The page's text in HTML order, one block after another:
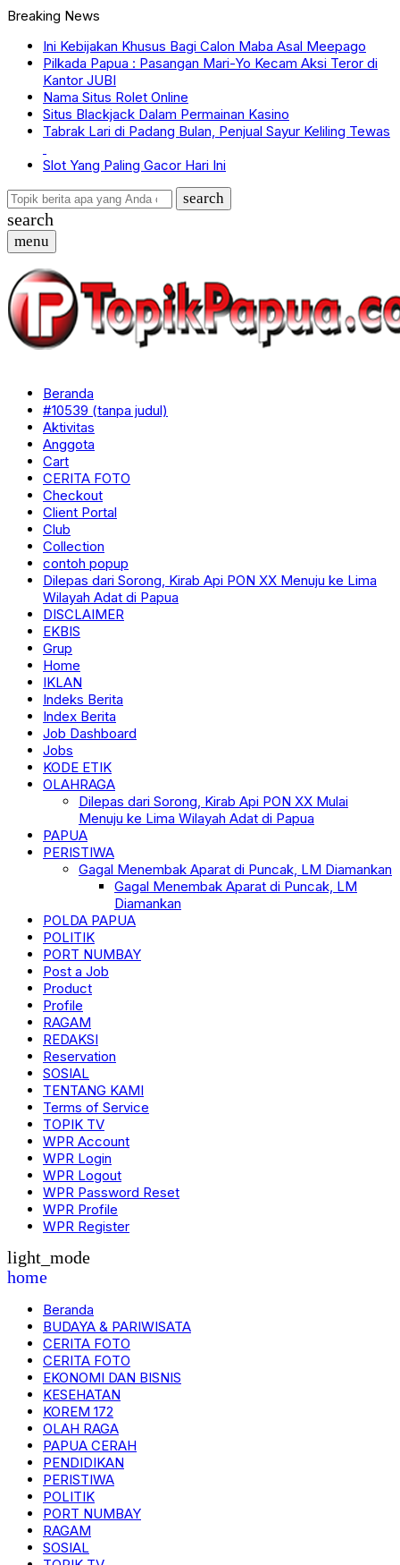
Breaking News
Ini Kebijakan Khusus Bagi Calon Maba Asal Meepago
Pilkada Papua : Pasangan Mari-Yo Kecam Aksi Teror di
Kantor JUBI
Nama Situs Rolet Online
Situs Blackjack Dalam Permainan Kasino
Tabrak Lari di Padang Bulan, Penjual Sayur Keliling Tewas
Slot Yang Paling Gacor Hari Ini
search
search
menu
Beranda
#10539 (tanpa judul)
Aktivitas
Anggota
Cart
CERITA FOTO
Checkout
Client Portal
Club
Collection
contoh popup
Dilepas dari Sorong, Kirab Api PON XX Menuju ke Lima
Wilayah Adat di Papua
DISCLAIMER
EKBIS
Grup
Home
IKLAN
Indeks Berita
Index Berita
Job Dashboard
Jobs
KODE ETIK
OLAHRAGA
Dilepas dari Sorong, Kirab Api PON XX Mulai
Menuju ke Lima Wilayah Adat di Papua
PAPUA
PERISTIWA
Gagal Menembak Aparat di Puncak, LM Diamankan
Gagal Menembak Aparat di Puncak, LM
Diamankan
POLDA PAPUA
POLITIK
PORT NUMBAY
Post a Job
Product
Profile
RAGAM
REDAKSI
Reservation
SOSIAL
TENTANG KAMI
Terms of Service
TOPIK TV
WPR Account
WPR Login
WPR Logout
WPR Password Reset
WPR Profile
WPR Register
light_mode
home
Beranda
BUDAYA & PARIWISATA
CERITA FOTO
CERITA FOTO
EKONOMI DAN BISNIS
KESEHATAN
KOREM 172
OLAH RAGA
PAPUA CERAH
PENDIDIKAN
PERISTIWA
POLITIK
PORT NUMBAY
RAGAM
SOSIAL